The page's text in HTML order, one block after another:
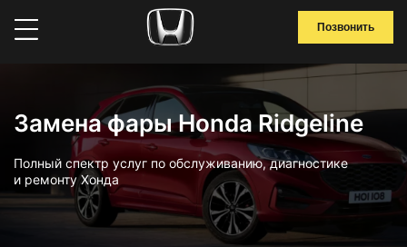
Позвонить
Замена фары Honda Ridgeline
Полный спектр услуг по обслуживанию, диагностике
и ремонту Хонда